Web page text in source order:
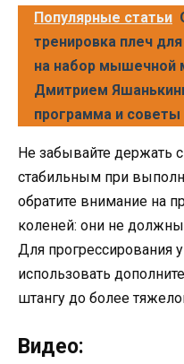
Популярные статьи
тренировка плеч
на набор мышечной
Дмитрием
программа и советы
Не забывайте держать
стабильным при
обратите внимание на
коленей: они не
Для прогрессирования
использовать
штангу до более
Видео: